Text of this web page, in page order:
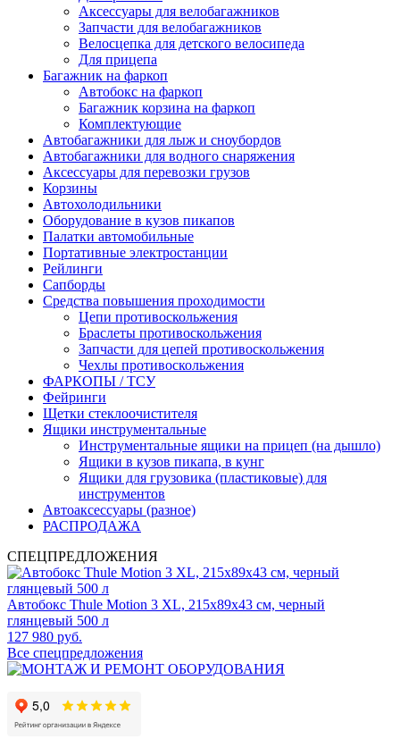
Аксессуары для велобагажников
Запчасти для велобагажников
Велосцепка для детского велосипеда
Для прицепа
Багажник на фаркоп
Автобокс на фаркоп
Багажник корзина на фаркоп
Комплектующие
Автобагажники для лыж и сноубордов
Автобагажники для водного снаряжения
Аксессуары для перевозки грузов
Корзины
Автохолодильники
Оборудование в кузов пикапов
Палатки автомобильные
Портативные электростанции
Рейлинги
Сапборды
Средства повышения проходимости
Цепи противоскольжения
Браслеты противоскольжения
Запчасти для цепей противоскольжения
Чехлы противоскольжения
ФАРКОПЫ / ТСУ
Фейринги
Щетки стеклоочистителя
Ящики инструментальные
Инструментальные ящики на прицеп (на дышло)
Ящики в кузов пикапа, в кунг
Ящики для грузовика (пластиковые) для
инструментов
Автоаксессуары (разное)
РАСПРОДАЖА
СПЕЦПРЕДЛОЖЕНИЯ
Автобокс Thule Motion 3 XL, 215x89x43 см, черный
глянцевый 500 л
127 980 руб.
Все спецпредложения